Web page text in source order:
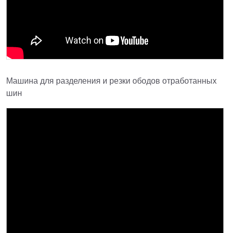
Машина для разделения и резки ободов отработанных
шин